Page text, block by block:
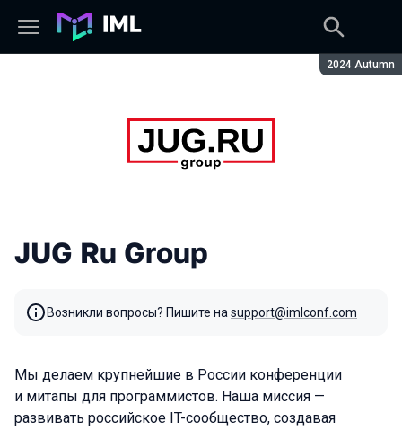
Сезон:
2024 Autumn
JUG Ru Group
Возникли вопросы? Пишите наsupport@imlconf.com
Мы делаем крупнейшие в России конференции
и митапы для программистов. Наша миссия —
развивать российское IT-сообщество, создавая